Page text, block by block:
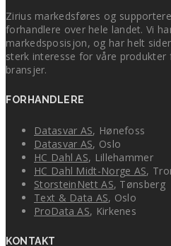
Zirius markedsføres og
forhandlere over hele landet. Vi
markedsposisjon, og har helt
sterk interesse for våre
bransjer.
FORHANDLERE
Datasvar AS, Hønefoss
Datasvar AS, Oslo
HC Dahl AS, Lillehammer
HC Dahl Midt-Norge AS,
StorsteinNett AS, Tønsberg
Text & Data AS, Oslo
ProData AS, Kirkenes
KONTAKT